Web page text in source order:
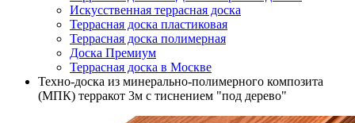
Искусственная террасная доска
Террасная доска пластиковая
Террасная доска полимерная
Доска Премиум
Террасная доска в Москве
Техно-доска из минерально-полимерного композита
(МПК) терракот 3м с тиснением "под дерево"